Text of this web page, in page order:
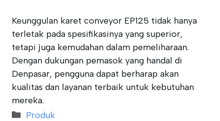
Keunggulan karet conveyor EP125 tidak hanya
terletak pada spesifikasinya yang superior,
tetapi juga kemudahan dalam pemeliharaan.
Dengan dukungan pemasok yang handal di
Denpasar, pengguna dapat berharap akan
kualitas dan layanan terbaik untuk kebutuhan
mereka.
Categories
Produk